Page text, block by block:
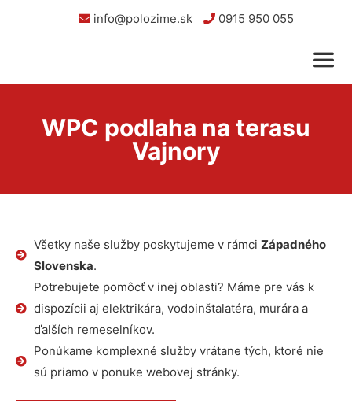
info@polozime.sk 0915 950 055
WPC podlaha na terasu
Vajnory
Všetky naše služby poskytujeme v rámci Západného
Slovenska.
Potrebujete pomôcť v inej oblasti? Máme pre vás k
dispozícii aj elektrikára, vodoinštalatéra, murára a
ďalších remeselníkov.
Ponúkame komplexné služby vrátane tých, ktoré nie
sú priamo v ponuke webovej stránky.